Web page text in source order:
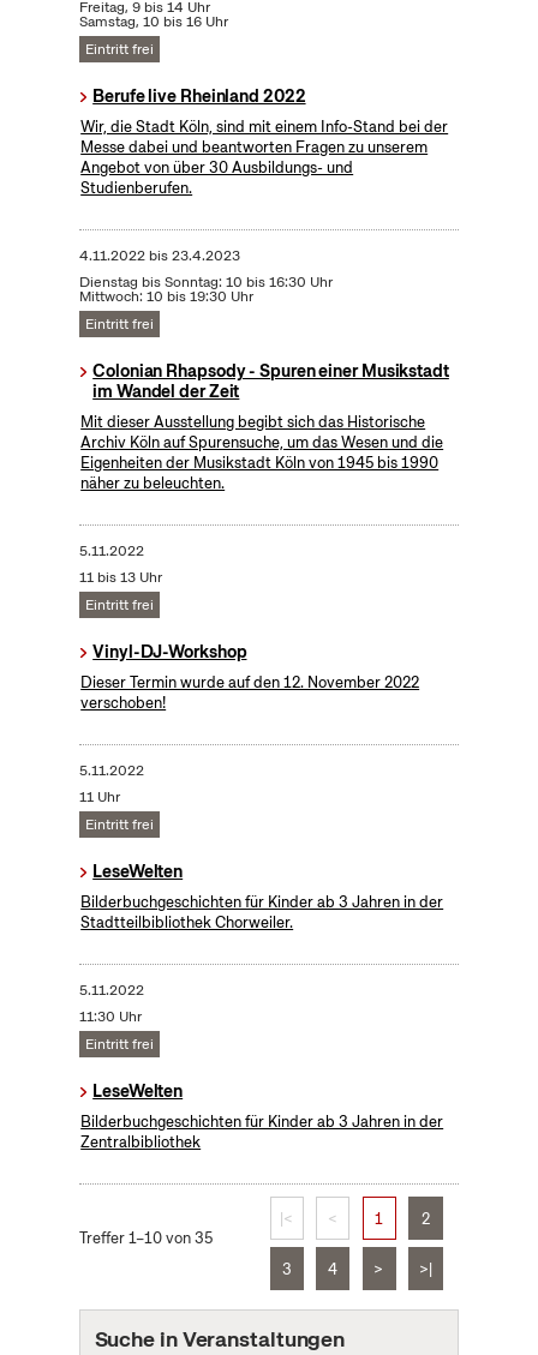
Freitag, 9 bis 14 Uhr
Samstag, 10 bis 16 Uhr
Eintritt frei
Berufe live Rheinland 2022
Wir, die Stadt Köln, sind mit einem Info-Stand bei der
Messe dabei und beantworten Fragen zu unserem
Angebot von über 30 Ausbildungs- und
Studienberufen.
4.11.2022bis23.4.2023
Dienstag bis Sonntag: 10 bis 16:30 Uhr
Mittwoch: 10 bis 19:30 Uhr
Eintritt frei
Colonian Rhapsody - Spuren einer Musikstadt
im Wandel der Zeit
Mit dieser Ausstellung begibt sich das Historische
Archiv Köln auf Spurensuche, um das Wesen und die
Eigenheiten der Musikstadt Köln von 1945 bis 1990
näher zu beleuchten.
5.11.2022
11 bis 13 Uhr
Eintritt frei
Vinyl-DJ-Workshop
Dieser Termin wurde auf den 12. November 2022
verschoben!
5.11.2022
11 Uhr
Eintritt frei
LeseWelten
Bilderbuchgeschichten für Kinder ab 3 Jahren in der
Stadtteilbibliothek Chorweiler.
5.11.2022
11:30 Uhr
Eintritt frei
LeseWelten
Bilderbuchgeschichten für Kinder ab 3 Jahren in der
Zentralbibliothek
Treffer 1–10 von 35
|< < 1 2
3 4 > >|
Suche in Veranstaltungen